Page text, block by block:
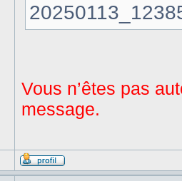
Vous n’êtes pas
message.